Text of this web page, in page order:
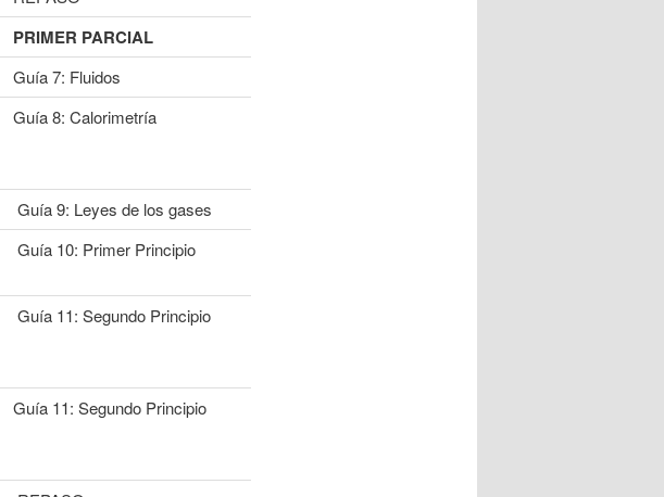
PRIMER PARCIAL
Guía 7: Fluidos
Guía 8: Calorimetría
Guía 9: Leyes de los gases
Guía 10: Primer Principio
Guía 11: Segundo Principio
Guía 11: Segundo Principio